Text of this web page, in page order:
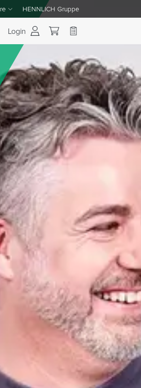
umschalten
Menü Karriere umschalten
HENNLICH Gruppe
Login